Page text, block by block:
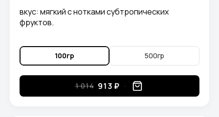
вкус: мягкий с нотками субтропических
фруктов.
100гр 500гр
1 014 913 ₽